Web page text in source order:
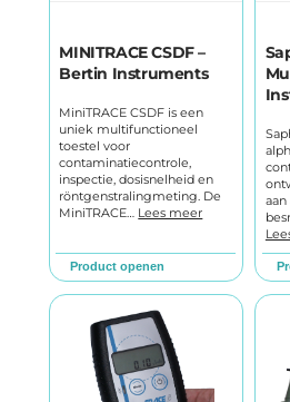
MINITRACE CSDF –
Bertin Instruments
MiniTRACE CSDF is een
uniek multifunctioneel
toestel voor
contaminatiecontrole,
inspectie, dosisnelheid en
röntgenstralingmeting. De
MiniTRACE… Lees meer
Product openen